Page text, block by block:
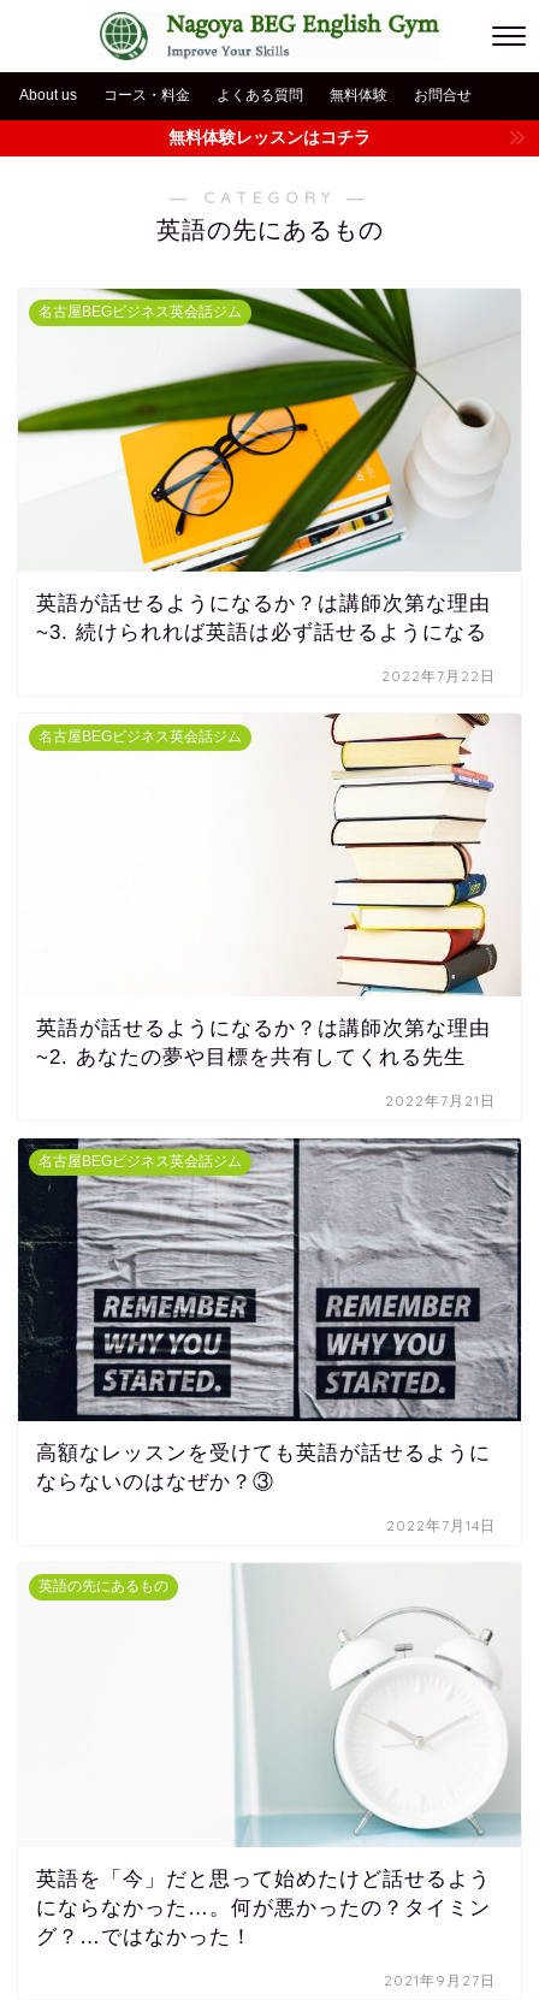
About us コース・料金 よくある質問 無料体験 お問合せ
無料体験レッスンはコチラ
― CATEGORY ―
英語の先にあるもの
名古屋BEGビジネス英会話ジム
英語が話せるようになるか？は講師次第な理由
~3. 続けられれば英語は必ず話せるようになる
2022年7月22日
名古屋BEGビジネス英会話ジム
英語が話せるようになるか？は講師次第な理由
~2. あなたの夢や目標を共有してくれる先生
2022年7月21日
名古屋BEGビジネス英会話ジム
高額なレッスンを受けても英語が話せるように
ならないのはなぜか？③
2022年7月14日
英語の先にあるもの
英語を「今」だと思って始めたけど話せるよう
にならなかった…。何が悪かったの？タイミン
グ？…ではなかった！
2021年9月27日